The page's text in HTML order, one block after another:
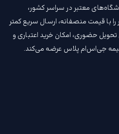
معتبر در سراسر کشور،
با قیمت‌ منصفانه، ارسال سریع کمتر
تحویل حضوری، امکان خرید اعتباری و
جی‌اس‌ام‌ پلاس عرضه می‌کند.